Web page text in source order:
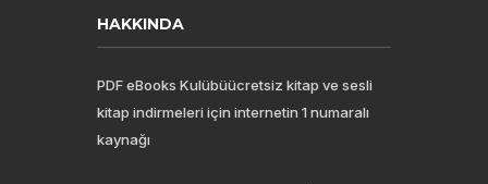
HAKKINDA
PDF eBooks Kulübüücretsiz kitap ve sesli
kitap indirmeleri için internetin 1 numaralı
kaynağı